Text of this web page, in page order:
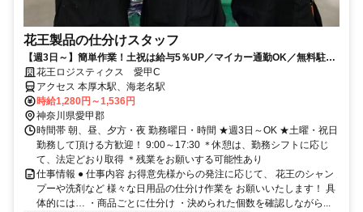
花王製品の仕分けスタッフ
【週3日～】簡単作業！土祝は給与5％UP／マイカー通勤OK／無料駐車
場完備
花王ロジスティクス 愛甲C
アクセス 本厚木駅、海老名駅
時給1,280円～1,536円
神奈川県愛甲郡
時間帯 朝、昼、夕方・夜 勤務曜日・時間 ★週3日～OK ★土曜・祝日
勤務して頂ける方歓迎！ 9:00～17:30 ＊休憩は、勤務シフトに応じ
て、法定どおり取得 ＊残業をお願いする可能性あり
仕事情報 ● 仕事内容 お得意先様からの発注に応じて、 花王のシャン
プーや洗剤など 様々な日用品の仕分け作業を お願いいたします！ 具
体的には… ・商品ごとに仕分け ・決められた個数を確認しながら...